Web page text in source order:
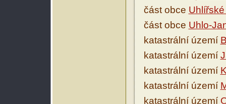
část obce
část obce Uhlo-
katastrální území
katastrální území
katastrální území
katastrální území
katastrální území